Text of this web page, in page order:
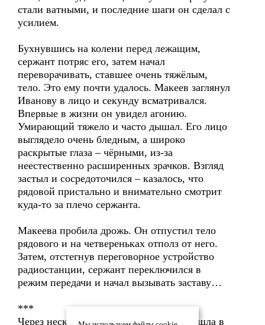
стали ватными, и последние шаги он сделал с
усилием.
Бухнувшись на колени перед лежащим,
сержант потряс его, затем начал
переворачивать, ставшее очень тяжёлым,
тело. Это ему почти удалось. Макеев заглянул
Иванову в лицо и секунду всматривался.
Впервые в жизни он увидел агонию.
Умирающий тяжело и часто дышал. Его лицо
выглядело очень бледным, а широко
раскрытые глаза – чёрными, из-за
неестественно расширенных зрачков. Взгляд
застыл и сосредоточился – казалось, что
рядовой пристально и внимательно смотрит
куда-то за плечо сержанта.
Макеева пробила дрожь. Он отпустил тело
рядового и на четвереньках отполз от него.
Затем, отстегнув переговорное устройство
радиостанции, сержант переключился в
режим передачи и начал вызывать заставу…
***
Через несколько минут вся застава пришла в